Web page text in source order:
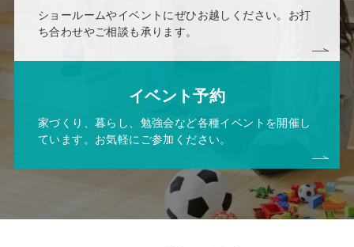
ショールームやイベントにぜひお越しください。お打
ち合わせやご相談も承ります。
イベント予約
家づくり、暮らし、勉強会など各種イベントを開催し
ています。お気軽にご参加ください。